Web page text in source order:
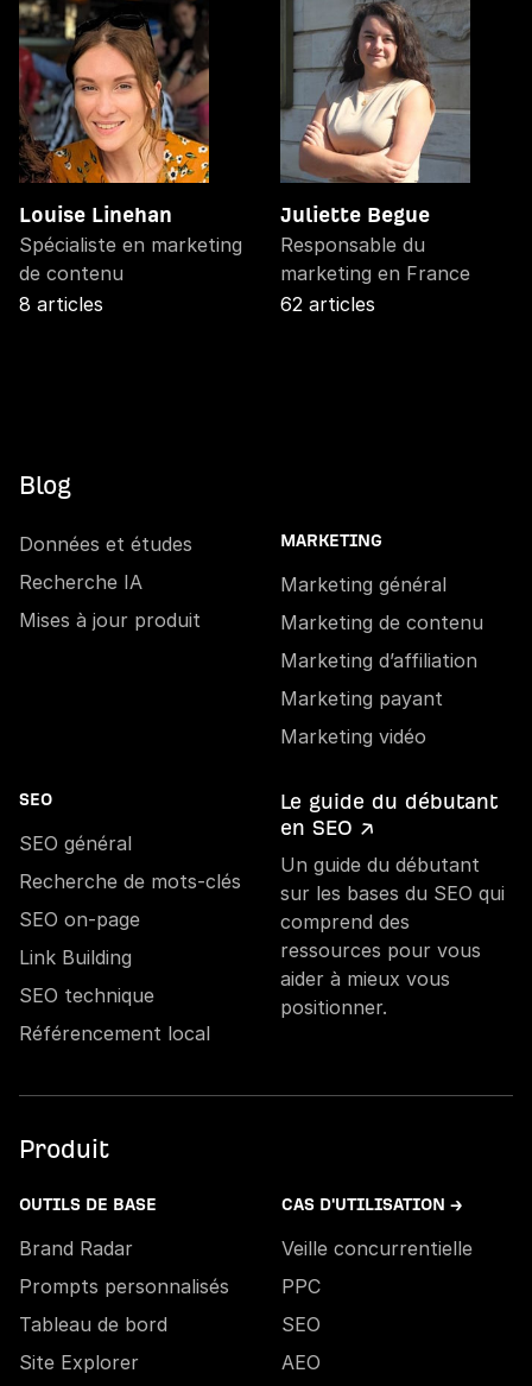
Louise Linehan
Spécialiste en marketing
de contenu
8 articles
Juliette Begue
Responsable du
marketing en France
62 articles
Blog
Données et études
Recherche IA
Mises à jour produit
MARKETING
Marketing général
Marketing de contenu
Marketing d’affiliation
Marketing payant
Marketing vidéo
SEO
SEO général
Recherche de mots-clés
SEO on-page
Link Building
SEO technique
Référencement local
Le guide du débutant
en SEO ↗
Un guide du débutant
sur les bases du SEO qui
comprend des
ressources pour vous
aider à mieux vous
positionner.
Produit
OUTILS DE BASE
Brand Radar
Prompts personnalisés
Tableau de bord
Site Explorer
CAS D'UTILISATION →
Veille concurrentielle
PPC
SEO
AEO